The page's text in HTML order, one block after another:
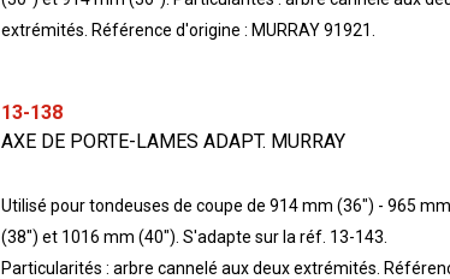
extrémités. Référence d'origine : MURRAY 91921.
13-138
AXE DE PORTE-LAMES ADAPT. MURRAY
Utilisé pour tondeuses de coupe de 914 mm (36") - 965 mm
(38") et 1016 mm (40"). S'adapte sur la réf. 13-143.
Particularités : arbre cannelé aux deux extrémités.